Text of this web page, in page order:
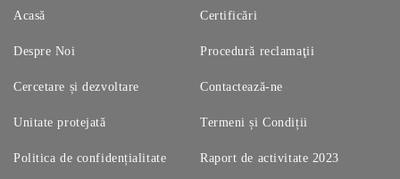
Acasă
Despre Noi
Cercetare și dezvoltare
Unitate protejată
Certificări
Procedură reclamaţii
Contactează-ne
Termeni și Condiții
Politica de confidențialitate Raport de activitate 2023